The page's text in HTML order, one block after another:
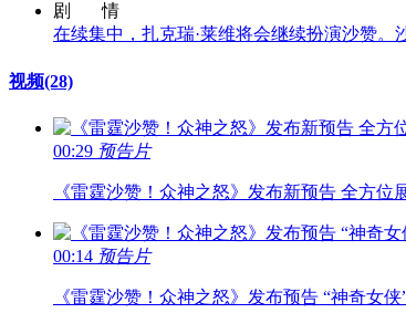
剧 情
在续集中，扎克瑞·莱维将会继续扮演沙赞。
视频(28)
00:29 预告片
《雷霆沙赞！众神之怒》发布新预告 全方位
00:14 预告片
《雷霆沙赞！众神之怒》发布预告 “神奇女